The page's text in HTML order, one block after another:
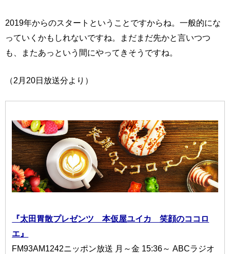
2019年からのスタートということですからね。一般的にな
っていくかもしれないですね。まだまだ先かと言いつつ
も、またあっという間にやってきそうですね。
（2月20日放送分より）
『太田胃散プレゼンツ 本仮屋ユイカ 笑顔のココロ
エ』
FM93AM1242ニッポン放送 月～金 15:36～ ABCラジオ